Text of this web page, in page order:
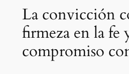
La convicción
firmeza en la fe
compromiso